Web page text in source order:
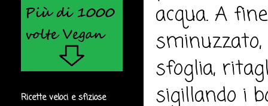
acqua. A
sfoglia,
sigillando i
Ricette veloci e sfiziose